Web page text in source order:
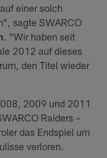
einer solch
sagte SWARCO
. "Wir haben seit
2012 auf dieses
den Titel wieder
2009 und 2011
Raiders –
das Endspiel um
verloren.